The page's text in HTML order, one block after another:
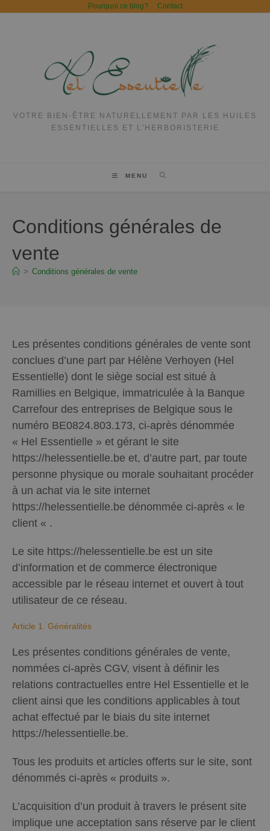
Pourquoi ce blog? Contact
VOTRE BIEN-ÊTRE NATURELLEMENT PAR LES HUILES
ESSENTIELLES ET L'HERBORISTERIE
MENU
Conditions générales de
vente
> Conditions générales de vente
Les présentes conditions générales de vente sont
conclues d’une part par Hélène Verhoyen (Hel
Essentielle) dont le siège social est situé à
Ramillies en Belgique, immatriculée à la Banque
Carrefour des entreprises de Belgique sous le
numéro BE0824.803.173, ci-après dénommée
« Hel Essentielle » et gérant le site
https://helessentielle.be et, d’autre part, par toute
personne physique ou morale souhaitant procéder
à un achat via le site internet
https://helessentielle.be dénommée ci-après « le
client « .
Le site https://helessentielle.be est un site
d’information et de commerce électronique
accessible par le réseau internet et ouvert à tout
utilisateur de ce réseau.
Article 1. Généralités
Les présentes conditions générales de vente,
nommées ci-après CGV, visent à définir les
relations contractuelles entre Hel Essentielle et le
client ainsi que les conditions applicables à tout
achat effectué par le biais du site internet
https://helessentielle.be.
Tous les produits et articles offerts sur le site, sont
dénommés ci-après « produits ».
L’acquisition d’un produit à travers le présent site
implique une acceptation sans réserve par le client